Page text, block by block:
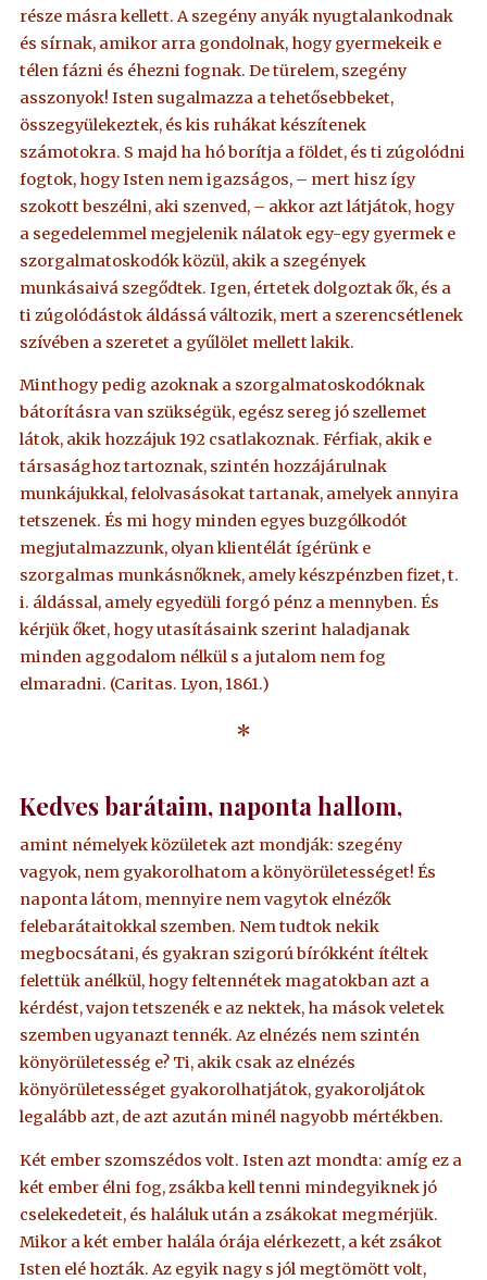
része másra kellett. A szegény anyák nyugtalankodnak
és sírnak, amikor arra gondolnak, hogy gyermekeik e
télen fázni és éhezni fognak. De türelem, szegény
asszonyok! Isten sugalmazza a tehetősebbeket,
összegyülekeztek, és kis ruhákat készítenek
számotokra. S majd ha hó borítja a földet, és ti zúgolódni
fogtok, hogy Isten nem igazságos, – mert hisz így
szokott beszélni, aki szenved, – akkor azt látjátok, hogy
a segedelemmel megjelenik nálatok egy-egy gyermek e
szorgalmatoskodók közül, akik a szegények
munkásaivá szegődtek. Igen, értetek dolgoztak ők, és a
ti zúgolódástok áldássá változik, mert a szerencsétlenek
szívében a szeretet a gyűlölet mellett lakik.
Minthogy pedig azoknak a szorgalmatoskodóknak
bátorításra van szükségük, egész sereg jó szellemet
látok, akik hozzájuk 192 csatlakoznak. Férfiak, akik e
társasághoz tartoznak, szintén hozzájárulnak
munkájukkal, felolvasásokat tartanak, amelyek annyira
tetszenek. És mi hogy minden egyes buzgólkodót
megjutalmazzunk, olyan klientélát ígérünk e
szorgalmas munkásnőknek, amely készpénzben fizet, t.
i. áldással, amely egyedüli forgó pénz a mennyben. És
kérjük őket, hogy utasításaink szerint haladjanak
minden aggodalom nélkül s a jutalom nem fog
elmaradni. (Caritas. Lyon, 1861.)
*
Kedves barátaim, naponta hallom,
amint némelyek közületek azt mondják: szegény
vagyok, nem gyakorolhatom a könyörületességet! És
naponta látom, mennyire nem vagytok elnézők
felebarátaitokkal szemben. Nem tudtok nekik
megbocsátani, és gyakran szigorú bírókként ítéltek
felettük anélkül, hogy feltennétek magatokban azt a
kérdést, vajon tetszenék e az nektek, ha mások veletek
szemben ugyanazt tennék. Az elnézés nem szintén
könyörületesség e? Ti, akik csak az elnézés
könyörületességet gyakorolhatjátok, gyakoroljátok
legalább azt, de azt azután minél nagyobb mértékben.
Két ember szomszédos volt. Isten azt mondta: amíg ez a
két ember élni fog, zsákba kell tenni mindegyiknek jó
cselekedeteit, és haláluk után a zsákokat megmérjük.
Mikor a két ember halála órája elérkezett, a két zsákot
Isten elé hozták. Az egyik nagy s jól megtömött volt,